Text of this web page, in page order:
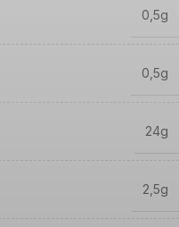
0,5g
0,5g
24g
2,5g